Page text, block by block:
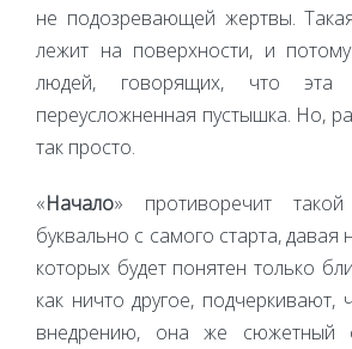
не подозревающей жертвы.
лежит на поверхности, и
людей, говорящих, что эта
переусложненная пустышка. Но,
так просто.
«Начало» противоречит такой
буквально с самого старта, давая
которых будет понятен только
как ничто другое, подчеркивают,
внедрению, она же сюжетный